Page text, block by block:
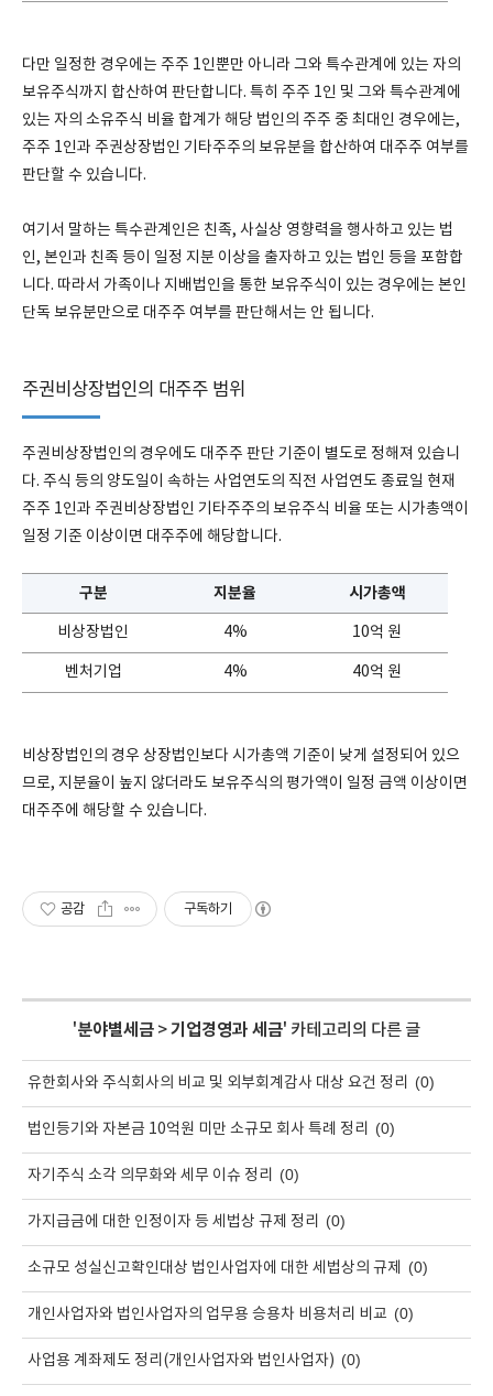
다만 일정한 경우에는 주주 1인뿐만 아니라 그와 특수관계에 있는 자의
보유주식까지 합산하여 판단합니다. 특히 주주 1인 및 그와 특수관계에
있는 자의 소유주식 비율 합계가 해당 법인의 주주 중 최대인 경우에는,
주주 1인과 주권상장법인 기타주주의 보유분을 합산하여 대주주 여부를
판단할 수 있습니다.
여기서 말하는 특수관계인은 친족, 사실상 영향력을 행사하고 있는 법
인, 본인과 친족 등이 일정 지분 이상을 출자하고 있는 법인 등을 포함합
니다. 따라서 가족이나 지배법인을 통한 보유주식이 있는 경우에는 본인
단독 보유분만으로 대주주 여부를 판단해서는 안 됩니다.
주권비상장법인의 대주주 범위
주권비상장법인의 경우에도 대주주 판단 기준이 별도로 정해져 있습니
다. 주식 등의 양도일이 속하는 사업연도의 직전 사업연도 종료일 현재
주주 1인과 주권비상장법인 기타주주의 보유주식 비율 또는 시가총액이
일정 기준 이상이면 대주주에 해당합니다.
구분 지분율 시가총액
비상장법인 4% 10억 원
벤처기업 4% 40억 원
비상장법인의 경우 상장법인보다 시가총액 기준이 낮게 설정되어 있으
므로, 지분율이 높지 않더라도 보유주식의 평가액이 일정 금액 이상이면
대주주에 해당할 수 있습니다.
공감 구독하기
'분야별세금 >기업경영과 세금' 카테고리의 다른 글
유한회사와 주식회사의 비교 및 외부회계감사 대상 요건 정리 (0)
법인등기와 자본금 10억원 미만 소규모 회사 특례 정리 (0)
자기주식 소각 의무화와 세무 이슈 정리 (0)
가지급금에 대한 인정이자 등 세법상 규제 정리 (0)
소규모 성실신고확인대상 법인사업자에 대한 세법상의 규제 (0)
개인사업자와 법인사업자의 업무용 승용차 비용처리 비교 (0)
사업용 계좌제도 정리(개인사업자와 법인사업자) (0)